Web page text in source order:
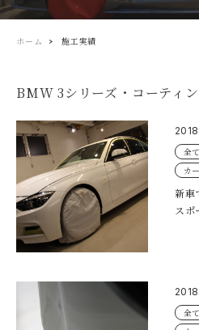
ホーム 施工実績
BMW 3シリーズ・コーティ
全
カ
新
スポ
全